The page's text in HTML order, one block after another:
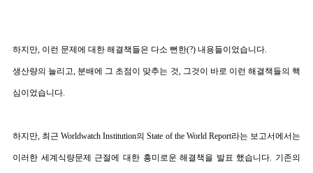
하지만, 이런 문제에 대한 해결책들은 다소 뻔한(?) 내용들이었습니다.
생산량의 늘리고, 분배에 그 초점이 맞추는 것, 그것이 바로 이런 해결책들의 핵
심이었습니다.
하지만, 최근Worldwatch Institution의 State of the World Report라는 보고서에서는
이러한 세계식량문제 근절에 대한 흥미로운 해결책을 발표 했습니다. 기존의